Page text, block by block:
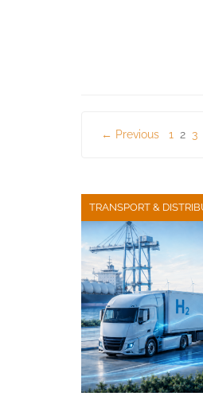
Berichten
← Previous 1 2 3
TRANSPORT &